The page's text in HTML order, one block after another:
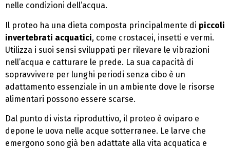
nelle condizioni dell’acqua.
Il proteo ha una dieta composta principalmente di piccoli
invertebrati acquatici, come crostacei, insetti e vermi.
Utilizza i suoi sensi sviluppati per rilevare le vibrazioni
nell’acqua e catturare le prede. La sua capacità di
sopravvivere per lunghi periodi senza cibo è un
adattamento essenziale in un ambiente dove le risorse
alimentari possono essere scarse.
Dal punto di vista riproduttivo, il proteo è oviparo e
depone le uova nelle acque sotterranee. Le larve che
emergono sono già ben adattate alla vita acquatica e